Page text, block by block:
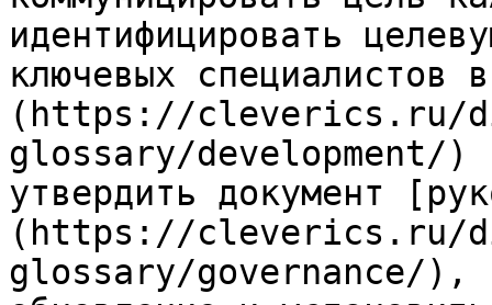
идентифицировать
ключевых специалистов
(https://cleverics.ru/
glossary/development/)
утвердить документ
(https://cleverics.ru/
glossary/governance/),